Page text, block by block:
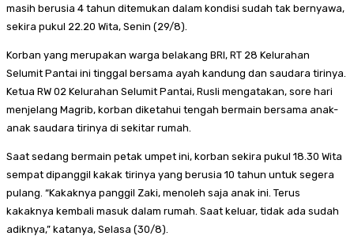
masih berusia 4 tahun ditemukan dalam kondisi sudah tak bernyawa,
sekira pukul 22.20 Wita, Senin (29/8).
Korban yang merupakan warga belakang BRI, RT 28 Kelurahan
Selumit Pantai ini tinggal bersama ayah kandung dan saudara tirinya.
Ketua RW 02 Kelurahan Selumit Pantai, Rusli mengatakan, sore hari
menjelang Magrib, korban diketahui tengah bermain bersama anak-
anak saudara tirinya di sekitar rumah.
Saat sedang bermain petak umpet ini, korban sekira pukul 18.30 Wita
sempat dipanggil kakak tirinya yang berusia 10 tahun untuk segera
pulang. “Kakaknya panggil Zaki, menoleh saja anak ini. Terus
kakaknya kembali masuk dalam rumah. Saat keluar, tidak ada sudah
adiknya,” katanya, Selasa (30/8).